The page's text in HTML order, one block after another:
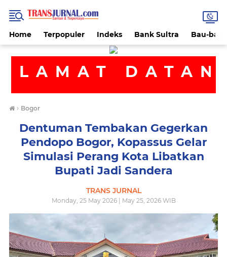
Home Terpopuler Indeks Bank Sultra Bau-bau
› Bogor
Dentuman Tembakan Gegerkan
Pendopo Bogor, Kopassus Gelar
Simulasi Perang Kota Libatkan
Bupati Jadi Sandera
TRANS JURNAL
Monday, 25 May 2026 | May 25, 2026 WIB